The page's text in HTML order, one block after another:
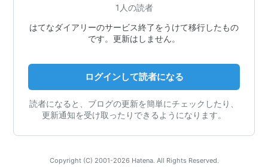
1人の読者
はてなダイアリーのサービス終了をうけて移行したもの
です。更新はしません。
ログインして読者になる
読者になると、ブログの更新を簡単にチェックしたり、
更新通知を受け取ったりできるようになります。
Copyright (C) 2001-2026 Hatena. All Rights Reserved.